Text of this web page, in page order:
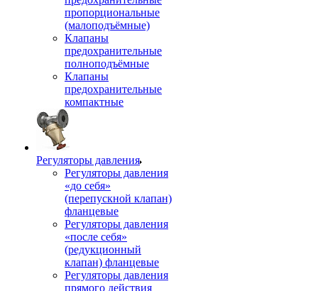
пропорциональные
(малоподъёмные)
Клапаны
предохранительные
полноподъёмные
Клапаны
предохранительные
компактные
Регуляторы давления
Регуляторы давления
«до себя»
(перепускной клапан)
фланцевые
Регуляторы давления
«после себя»
(редукционный
клапан) фланцевые
Регуляторы давления
прямого действия